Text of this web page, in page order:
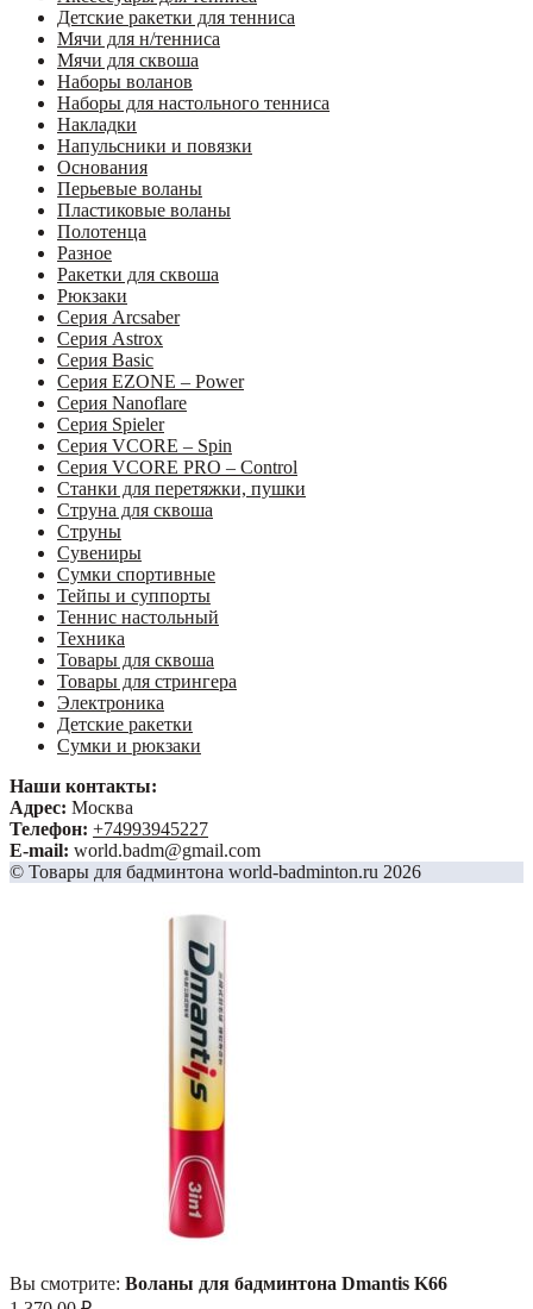
Детские ракетки для тенниса
Мячи для н/тенниса
Мячи для сквоша
Наборы воланов
Наборы для настольного тенниса
Накладки
Напульсники и повязки
Основания
Перьевые воланы
Пластиковые воланы
Полотенца
Разное
Ракетки для сквоша
Рюкзаки
Серия Arcsaber
Серия Astrox
Серия Basic
Серия EZONE – Power
Серия Nanoflare
Серия Spieler
Серия VCORE – Spin
Серия VCORE PRO – Control
Станки для перетяжки, пушки
Струна для сквоша
Струны
Сувениры
Сумки спортивные
Тейпы и суппорты
Теннис настольный
Техника
Товары для сквоша
Товары для стрингера
Электроника
Детские ракетки
Сумки и рюкзаки
Наши контакты:
Адрес: Москва
Телефон: +74993945227
E-mail: world.badm@gmail.com
© Товары для бадминтона world-badminton.ru 2026
Вы смотрите: Воланы для бадминтона Dmantis K66